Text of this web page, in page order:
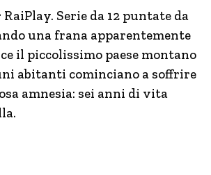
RaiPlay. Serie da 12 puntate da
una frana apparentemente
il piccolissimo paese montano
abitanti cominciano a soffrire
amnesia: sei anni di vita